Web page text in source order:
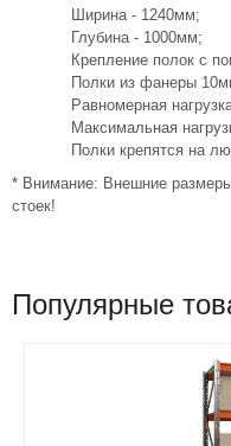
Ширина - 1240мм;
Глубина - 1000мм;
Крепление полок с
Полки из фанеры
Равномерная
Максимальная
Полки крепятся на
* Внимание: Внешние
стоек!
Популярные